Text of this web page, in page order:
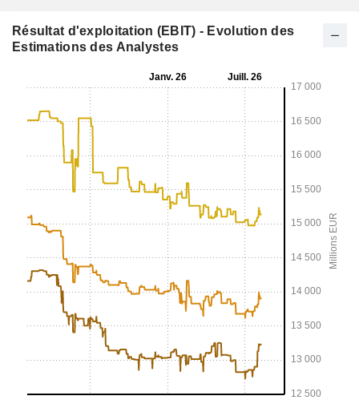
Résultat d'exploitation (EBIT) - Evolution des
Estimations des Analystes